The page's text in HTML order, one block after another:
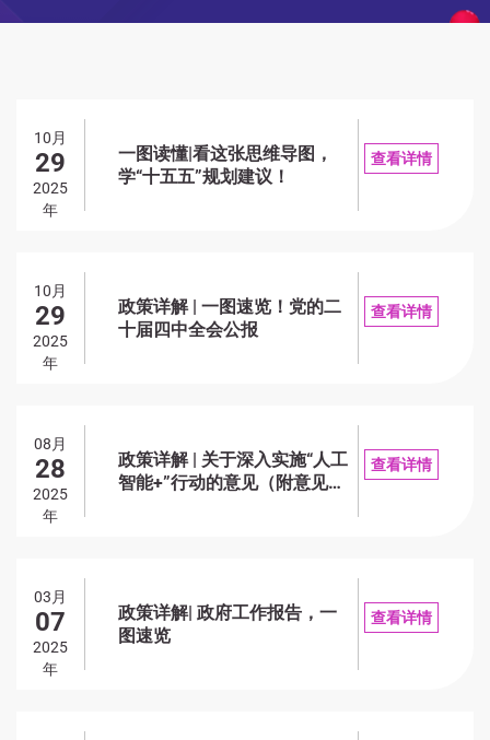
10月
29
2025
年
一图读懂|看这张思维导图，
学“十五五”规划建议！
查看详情
10月
29
2025
年
政策详解 | 一图速览！党的二
十届四中全会公报
查看详情
08月
28
2025
年
政策详解 | 关于深入实施“人工
智能+”行动的意见（附意见全
查看详情
03月
07
2025
年
政策详解| 政府工作报告，一
图速览
查看详情